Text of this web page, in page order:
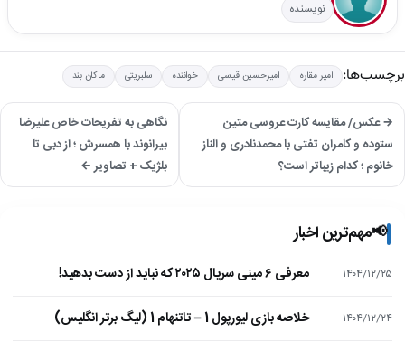
نویسنده
برچسب‌ها: امیر مقاره امیرحسین قیاسی خواننده سلبریتی ماکان بند
→ عکس/ مقایسه کارت عروسی متین
ستوده و کامران تفتی با محمدنادری و الناز
خانوم ؛ کدام زیباتر است؟
نگاهی به تفریحات خاص علیرضا
بیرانوند با همسرش ؛ از دبی تا
بلژیک + تصاویر ←
📢مهم‌ترین اخبار
۱۴۰۴/۱۲/۲۵ معرفی ۶ مینی سریال ۲۰۲۵ که نباید از دست بدهید!
۱۴۰۴/۱۲/۲۴ خلاصه بازی لیورپول 1 – تاتنهام 1 (لیگ برتر انگلیس)